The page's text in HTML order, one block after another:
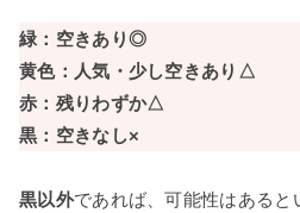
緑：空きあり◎
黄色：人気・少し空きあり△
赤：残りわずか△
黒：空きなし×
黒以外であれば、可能性はあると